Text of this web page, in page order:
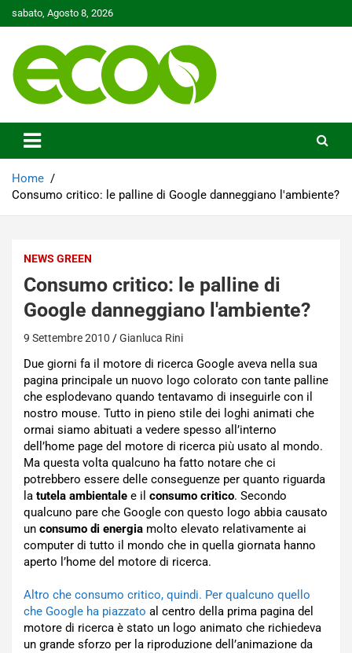
to
sabato, Agosto 8, 2026
Ecoo.it
Home
Consumo critico: le palline di Google danneggiano l'ambiente?
NEWS GREEN
Consumo critico: le palline di
Google danneggiano l'ambiente?
9 Settembre 2010 Gianluca Rini
Due giorni fa il motore di ricerca Google aveva nella sua
pagina principale un nuovo logo colorato con tante palline
che esplodevano quando tentavamo di inseguirle con il
nostro mouse. Tutto in pieno stile dei loghi animati che
ormai siamo abituati a vedere spesso all’interno
dell’home page del motore di ricerca più usato al mondo.
Ma questa volta qualcuno ha fatto notare che ci
potrebbero essere delle conseguenze per quanto riguarda
la tutela ambientale e il consumo critico. Secondo
qualcuno pare che Google con questo logo abbia causato
un consumo di energia molto elevato relativamente ai
computer di tutto il mondo che in quella giornata hanno
aperto l’home del motore di ricerca.
Altro che consumo critico, quindi. Per qualcuno quello
che Google ha piazzato al centro della prima pagina del
motore di ricerca è stato un logo animato che richiedeva
un grande sforzo per la riproduzione dell’animazione da